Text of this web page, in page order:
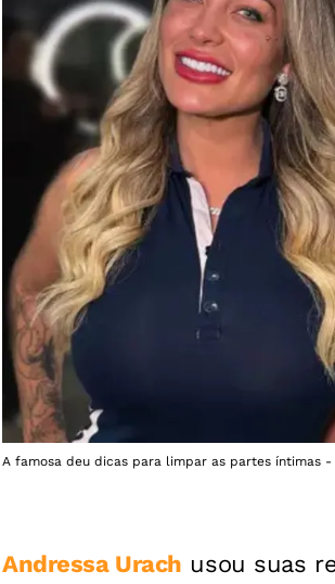
A famosa deu dicas para limpar as partes íntimas -
Andressa Urach usou suas